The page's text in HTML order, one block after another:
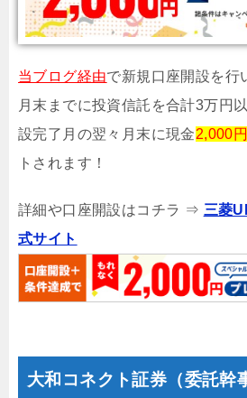
当ブログ経由で新規口座開設を行
月末までに投資信託を合計3万円
設完了月の翌々月末に現金2,000円
トされます！
詳細や口座開設はコチラ ⇒ 三菱
式サイト
大和コネクト証券（委託幹